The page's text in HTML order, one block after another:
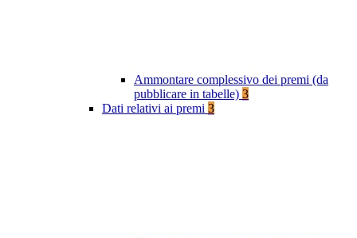
Ammontare complessivo dei premi (da
pubblicare in tabelle) 3
Dati relativi ai premi 3